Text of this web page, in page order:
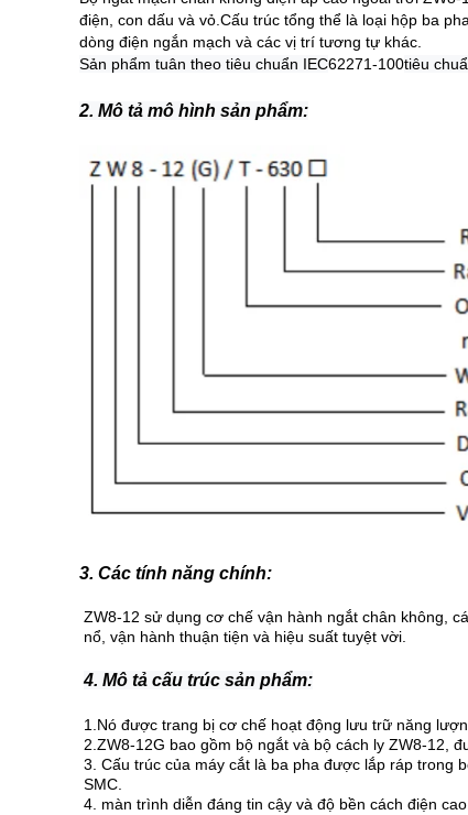
điện, con dấu và vỏ.Cấu trúc tổng thể là loại hộp ba
dòng điện ngắn mạch và các vị trí tương tự khác.
Sản phẩm tuân theo tiêu chuẩn IEC62271-100tiêu
2. Mô tả mô hình sản phẩm:
3. Các tính năng chính:
ZW8-12 sử dụng cơ chế vận hành ngắt chân không,
nổ, vận hành thuận tiện và hiệu suất tuyệt vời.
4. Mô tả cấu trúc sản phẩm:
1.Nó được trang bị cơ chế hoạt động lưu trữ năng
2.ZW8-12G bao gồm bộ ngắt và bộ cách ly ZW8-12,
3. Cấu trúc của máy cắt là ba pha được lắp ráp trong
SMC.
4. màn trình diễn đáng tin cậy và độ bền cách điện